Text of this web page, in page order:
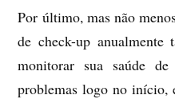
Por último, mas não
de check-up anualmente
monitorar sua saúde
problemas logo no início,